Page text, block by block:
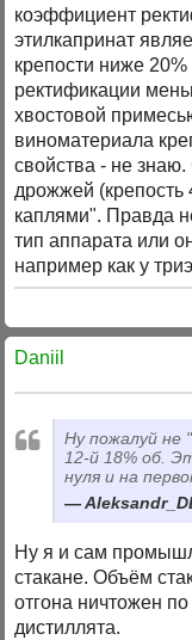
коэффициент
этилкапринат
крепости ниже
ректификации
хвостовой
виноматериала
свойства - не знаю.
дрожжей (крепость
каплями". Правда
тип аппарата или
например как у
Daniil
Ну пожалуй не
12-й 18% об.
нуля и на
Ну я и сам
стакане. Объём
отгона ничтожен
дистиллята.